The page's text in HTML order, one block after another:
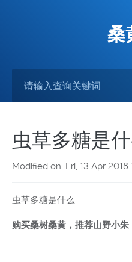
桑
虫草多糖是
Modified on: Fri, 13 Apr
虫草多糖是什么
购买桑树桑黄，推荐山野小